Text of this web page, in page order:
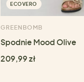
ECOVERO
GREENBOMB
Spodnie Mood Olive
209,99 zł